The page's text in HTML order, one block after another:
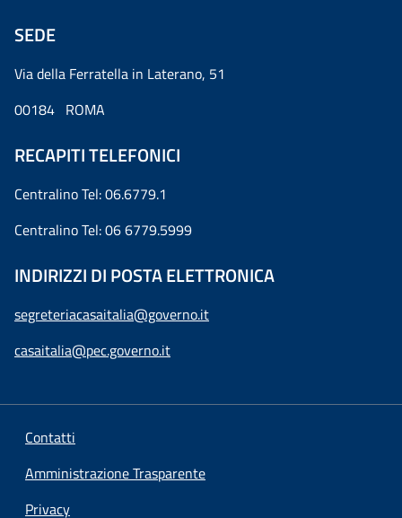
SEDE
Via della Ferratella in Laterano, 51
00184 ROMA
RECAPITI TELEFONICI
Centralino Tel: 06.6779.1
Centralino Tel: 06 6779.5999
INDIRIZZI DI POSTA ELETTRONICA
segreteriacasaitalia@governo.it
casaitalia@pec.governo.it
Contatti
Amministrazione Trasparente
Privacy